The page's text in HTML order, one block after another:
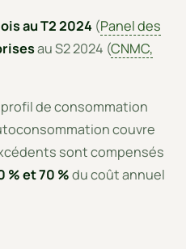
au T2 2024 (Panel des
au S2 2024 (CNMC,
profil de consommation
couvre
sont compensés
% et 70 %du coût annuel